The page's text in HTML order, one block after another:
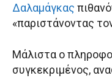
Δαλαμάγκας
«παριστάνοντας
Μάλιστα ο
συγκεκριμένος,